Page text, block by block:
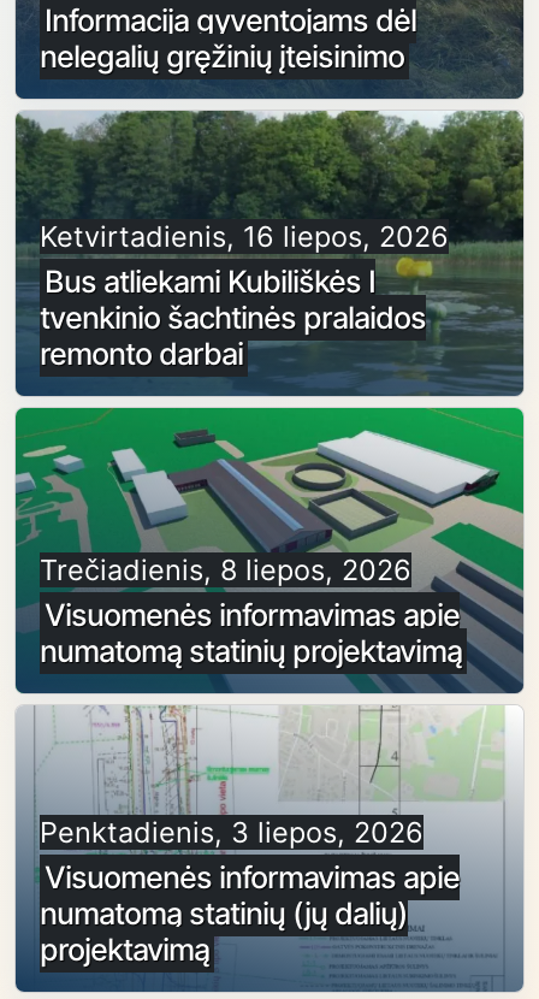
Informacija gyventojams dėl
nelegalių gręžinių įteisinimo
Ketvirtadienis, 16 liepos, 2026
Bus atliekami Kubiliškės I
tvenkinio šachtinės pralaidos
remonto darbai
Trečiadienis, 8 liepos, 2026
Visuomenės informavimas apie
numatomą statinių projektavimą
Penktadienis, 3 liepos, 2026
Visuomenės informavimas apie
numatomą statinių (jų dalių)
projektavimą